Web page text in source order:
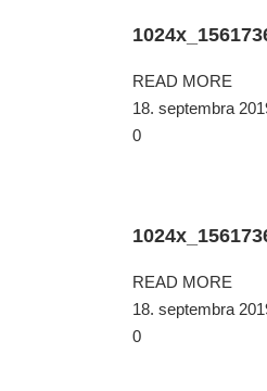
READ MORE
18. septembra
0
READ MORE
18. septembra
0